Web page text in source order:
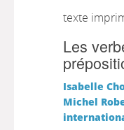
texte
Les
Isabelle
Michel